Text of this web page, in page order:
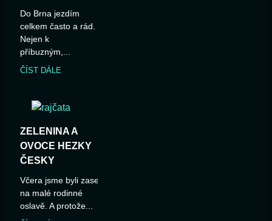
Do Brna jezdím
celkem často a rád.
Nejen k
příbuzným,...
ČÍST DÁLE
ZELENINA A
OVOCE HEZKY
ČESKY
Včera jsme byli zase
na malé rodinné
oslavě. A protože...